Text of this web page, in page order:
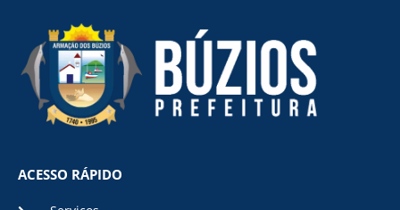
ACESSO RÁPIDO